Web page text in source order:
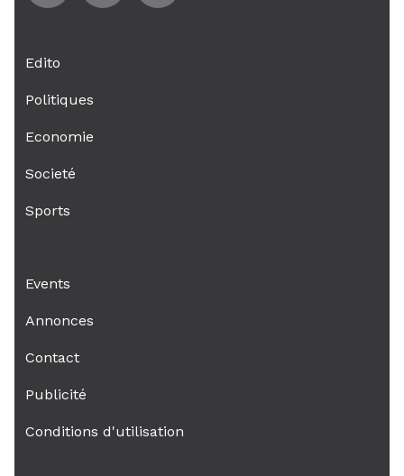
Edito
Politiques
Economie
Societé
Sports
Events
Annonces
Contact
Publicité
Conditions d'utilisation